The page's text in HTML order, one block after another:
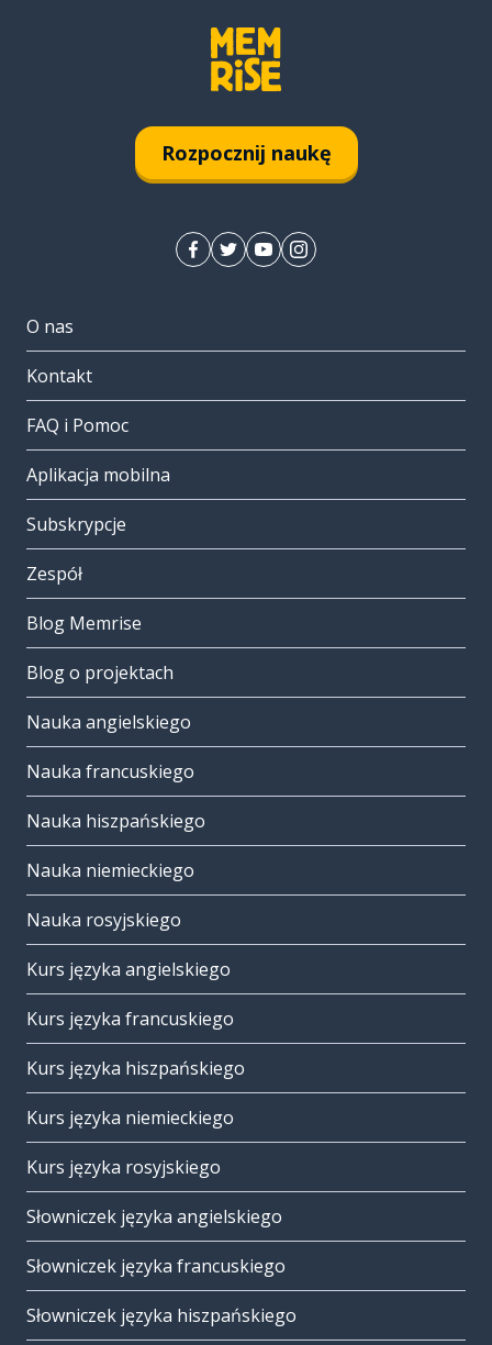
Rozpocznij naukę
O nas
Kontakt
FAQ i Pomoc
Aplikacja mobilna
Subskrypcje
Zespół
Blog Memrise
Blog o projektach
Nauka angielskiego
Nauka francuskiego
Nauka hiszpańskiego
Nauka niemieckiego
Nauka rosyjskiego
Kurs języka angielskiego
Kurs języka francuskiego
Kurs języka hiszpańskiego
Kurs języka niemieckiego
Kurs języka rosyjskiego
Słowniczek języka angielskiego
Słowniczek języka francuskiego
Słowniczek języka hiszpańskiego